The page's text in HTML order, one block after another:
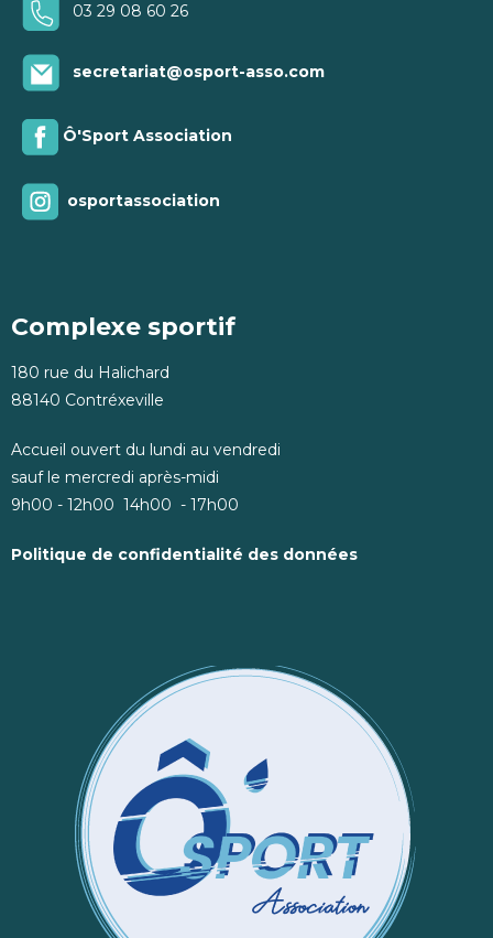
03 29 08 60 26
secretariat@osport-asso.com
Ô'Sport Association
osportassociation
Complexe sportif
180 rue du Halichard
88140 Contréxeville
Accueil ouvert du lundi au vendredi
sauf le mercredi après-midi
9h00 - 12h00 14h00 - 17h00
Politique de confidentialité des données